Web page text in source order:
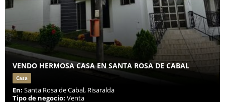
VENDO HERMOSA CASA EN SANTA ROSA DE CABAL
Casa
En: Santa Rosa de Cabal, Risaralda
Tipo de negocio: Venta